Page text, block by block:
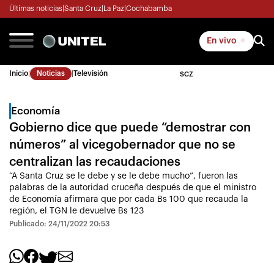
Últimas noticias Santa Cruz La Paz Cochabamba
En vivo
Inicio Noticias Televisión SCZ
Economía
Gobierno dice que puede “demostrar con
números” al vicegobernador que no se
centralizan las recaudaciones
“A Santa Cruz se le debe y se le debe mucho”, fueron las
palabras de la autoridad cruceña después de que el ministro
de Economía afirmara que por cada Bs 100 que recauda la
región, el TGN le devuelve Bs 123
Publicado: 24/11/2022 20:53